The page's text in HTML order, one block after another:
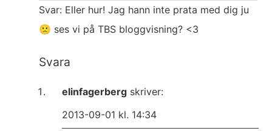
Svar: Eller hur! Jag hann inte prata med dig ju
🙁 ses vi på TBS bloggvisning? <3
Svara
elinfagerberg skriver:
2013-09-01 kl. 14:34